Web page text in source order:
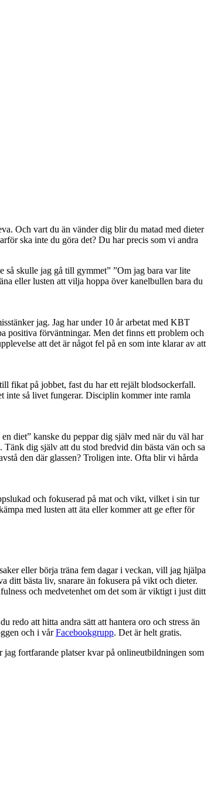
Och vart du än vänder dig blir du matad med dieter
ska inte du göra det? Du har precis som vi andra
så skulle jag gå till gymmet” ”Om jag bara var lite
eller lusten att vilja hoppa över kanelbullen bara du
jag. Jag har under 10 år arbetat med KBT
positiva förväntningar. Men det finns ett problem och
att det är något fel på en som inte klarar av att
fikat på jobbet, fast du har ett rejält blodsockerfall.
inte så livet fungerar. Disciplin kommer inte ramla
diet” kanske du peppar dig själv med när du väl har
Tänk dig själv att du stod bredvid din bästa vän och sa
den där glassen? Troligen inte. Ofta blir vi hårda
och fokuserad på mat och vikt, vilket i sin tur
med lusten att äta eller kommer att ge efter för
eller börja träna fem dagar i veckan, vill jag hjälpa
ditt bästa liv, snarare än fokusera på vikt och dieter.
och medvetenhet om det som är viktigt i just ditt
redo att hitta andra sätt att hantera oro och stress än
och i vårFacebookgrupp. Det är helt gratis.
fortfarande platser kvar på onlineutbildningen som